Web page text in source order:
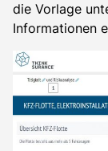
die Vorlage
Informationen